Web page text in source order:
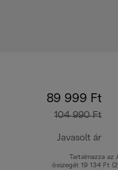
89 999 Ft
104 990 Ft
Javasolt ár
Tartalmazza az
összegét 19 134 Ft